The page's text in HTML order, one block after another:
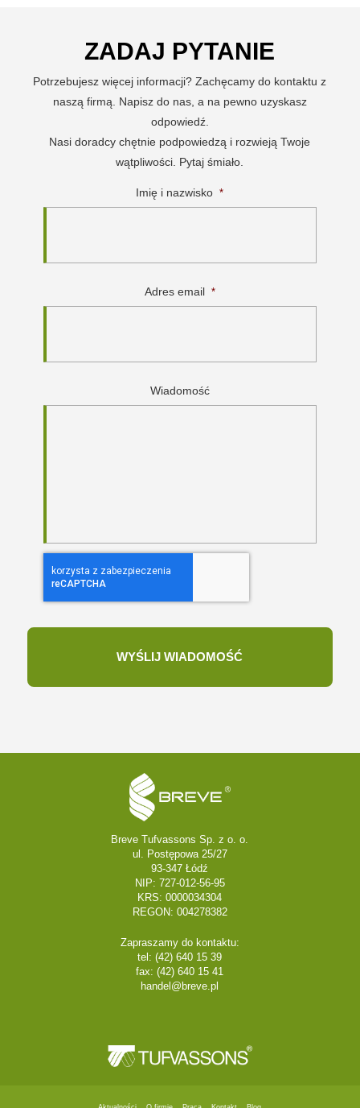
ZADAJ PYTANIE
Potrzebujesz więcej informacji? Zachęcamy do kontaktu z
naszą firmą. Napisz do nas, a na pewno uzyskasz
odpowiedź.
Nasi doradcy chętnie podpowiedzą i rozwieją Twoje
wątpliwości. Pytaj śmiało.
Imię i nazwisko *
Adres email *
Wiadomość
Breve Tufvassons Sp. z o. o.
ul. Postępowa 25/27
93-347 Łódź
NIP: 727-012-56-95
KRS: 0000034304
REGON: 004278382
Zapraszamy do kontaktu:
tel: (42) 640 15 39
fax: (42) 640 15 41
handel@breve.pl